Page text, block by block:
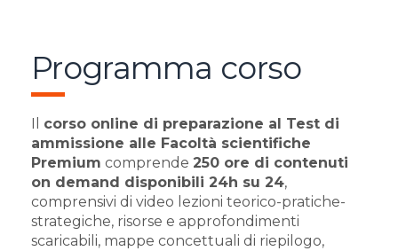
Programma corso
corso online di preparazione al Test di
ammissione alle Facoltà scientifiche
Premium comprende 250 ore di contenuti
on demand disponibili 24h su 24,
comprensivi di video lezioni teorico-pratiche-
strategiche, risorse e approfondimenti
scaricabili, mappe concettuali di riepilogo,